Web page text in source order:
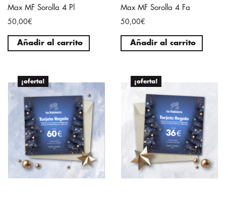
Max MF Sorolla 4 Pl
50,00€
Añadir al carrito
Max MF Sorolla 4 Fa
50,00€
Añadir al carrito
¡oferta! ¡oferta!